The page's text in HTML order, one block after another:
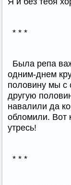
* * *
Была репа
одним-днем
половину мы с
другую
навалили да
обломили. Вот
утресь!
* * *